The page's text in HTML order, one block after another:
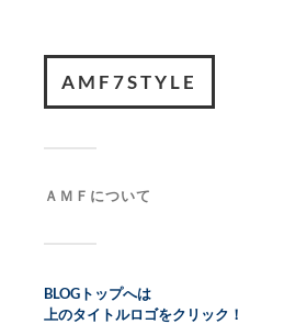
AMF7STYLE
ＡＭＦについて
BLOGトップへは
上のタイトルロゴをクリック！